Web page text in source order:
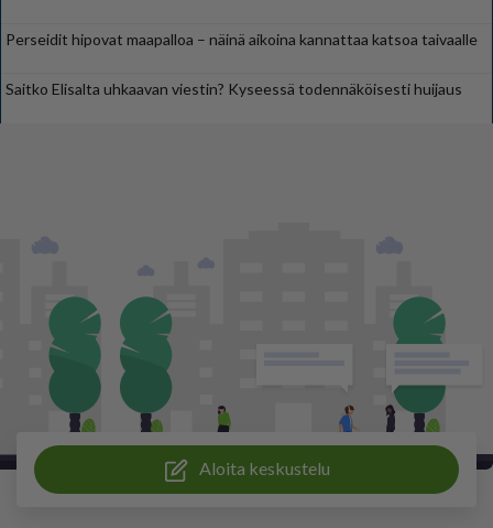
Perseidit hipovat maapalloa – näinä aikoina kannattaa katsoa taivaalle
Saitko Elisalta uhkaavan viestin? Kyseessä todennäköisesti huijaus
Aloita keskustelu